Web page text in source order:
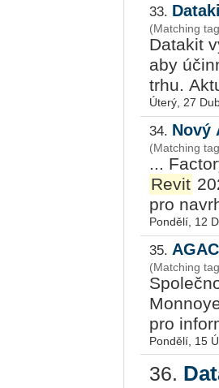
33.
(Matching
Da­ta­kit
aby
trhu.
Úterý, 27
34. Nový
(Matching
...
Revit
pro
Pondělí, 12
35.
(Matching
pro
Pondělí, 15
36.